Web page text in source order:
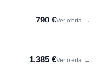
790 €Ver oferta →
1.385 €Ver oferta →